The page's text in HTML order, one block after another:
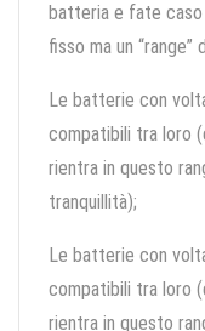
batteria e fate
fisso ma un
Le batterie con
compatibili tra loro
rientra in questo
tranquillità);
Le batterie con
compatibili tra loro
rientra in questo